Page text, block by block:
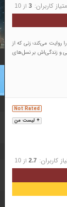
کاربران: 3 از 10
روایت می‌کند؛ زنی که از
و زندگی‌اش بر نسل‌های
+ لیست من
Not Rated
کاربران: 2.7 از 10